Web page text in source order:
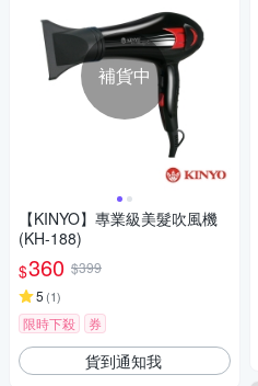
補貨中
【KINYO】專業級美髮吹風機
(KH-188)
$360 $399
5 (1)
限時下殺 券
貨到通知我